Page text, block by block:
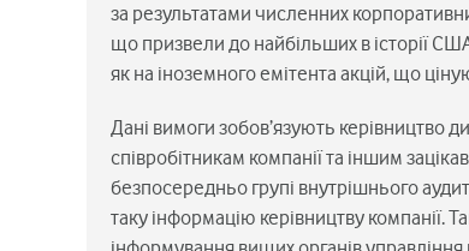
за результатами численних
що призвели до найбільших в історії
як на іноземного емітента акцій, що
Дані вимоги зобов’язують керівництво
співробітникам компанії та іншим
безпосередньо групі внутрішнього
таку інформацію керівництву компанії.